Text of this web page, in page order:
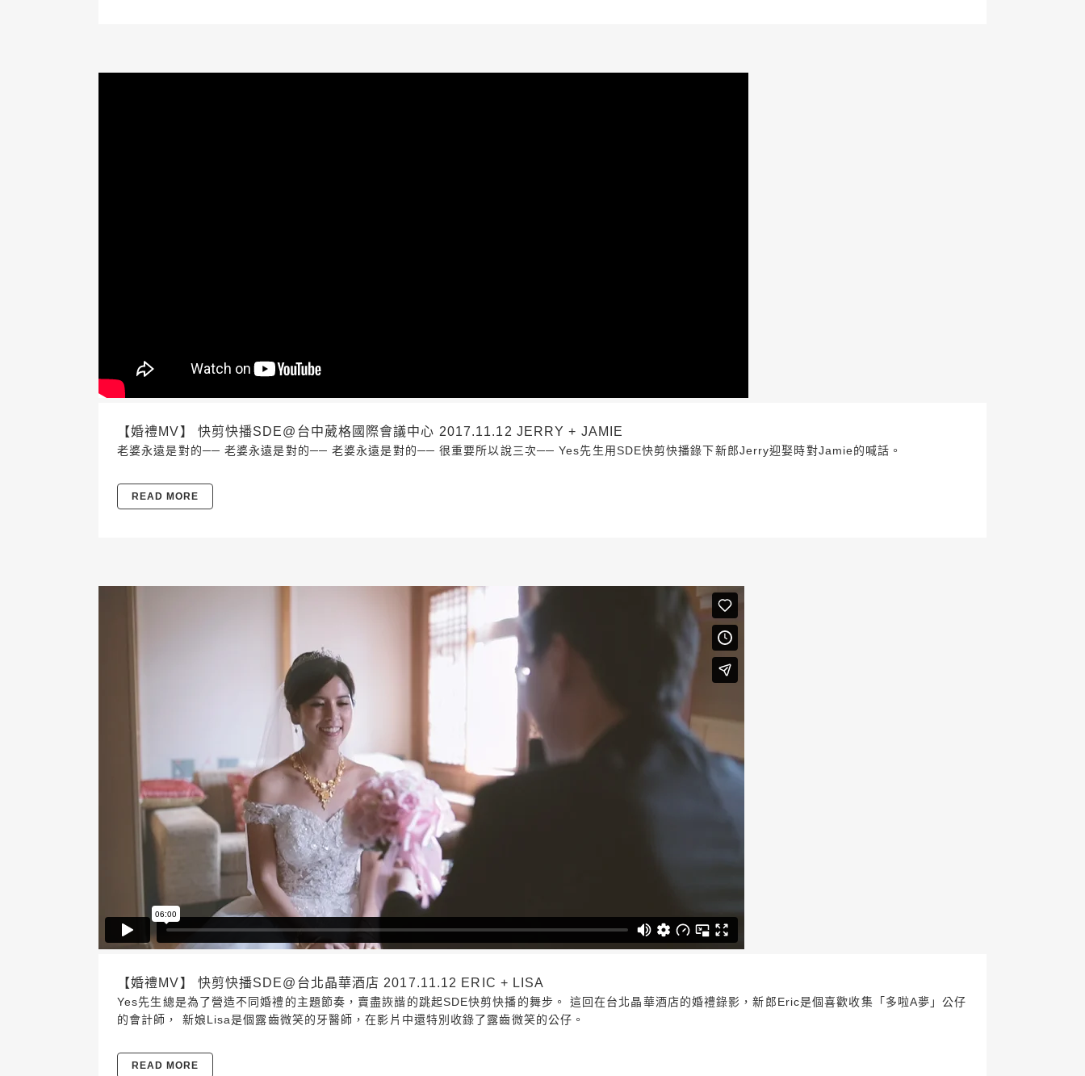
【婚禮MV】 快剪快播SDE@台中葳格國際會議中心 2017.11.12 JERRY + JAMIE
老婆永遠是對的── 老婆永遠是對的── 老婆永遠是對的── 很重要所以說三次── Yes先生用SDE快剪快播錄下新郎Jerry迎娶時對Jamie的喊話。
READ MORE
【婚禮MV】 快剪快播SDE@台北晶華酒店 2017.11.12 ERIC + LISA
Yes先生總是為了營造不同婚禮的主題節奏，賣盡詼諧的跳起SDE快剪快播的舞步。 這回在台北晶華酒店的婚禮錄影，新郎Eric是個喜歡收集「多啦A夢」公仔
的會計師， 新娘Lisa是個露齒微笑的牙醫師，在影片中還特別收錄了露齒微笑的公仔。
READ MORE